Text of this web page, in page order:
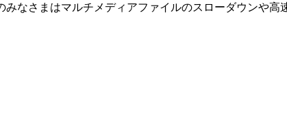
なさまはマルチメディアファイルのスローダウンや